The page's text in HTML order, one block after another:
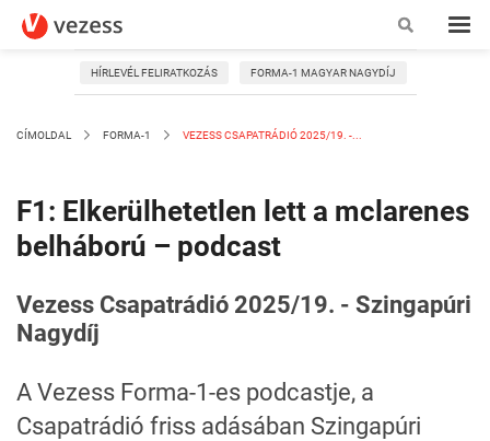
HÍRLEVÉL FELIRATKOZÁS FORMA-1 MAGYAR NAGYDÍJ
CÍMOLDAL FORMA-1 VEZESS CSAPATRÁDIÓ 2025/19. -...
F1: Elkerülhetetlen lett a mclarenes
belháború – podcast
Vezess Csapatrádió 2025/19. - Szingapúri
Nagydíj
A Vezess Forma-1-es podcastje, a
Csapatrádió friss adásában Szingapúri